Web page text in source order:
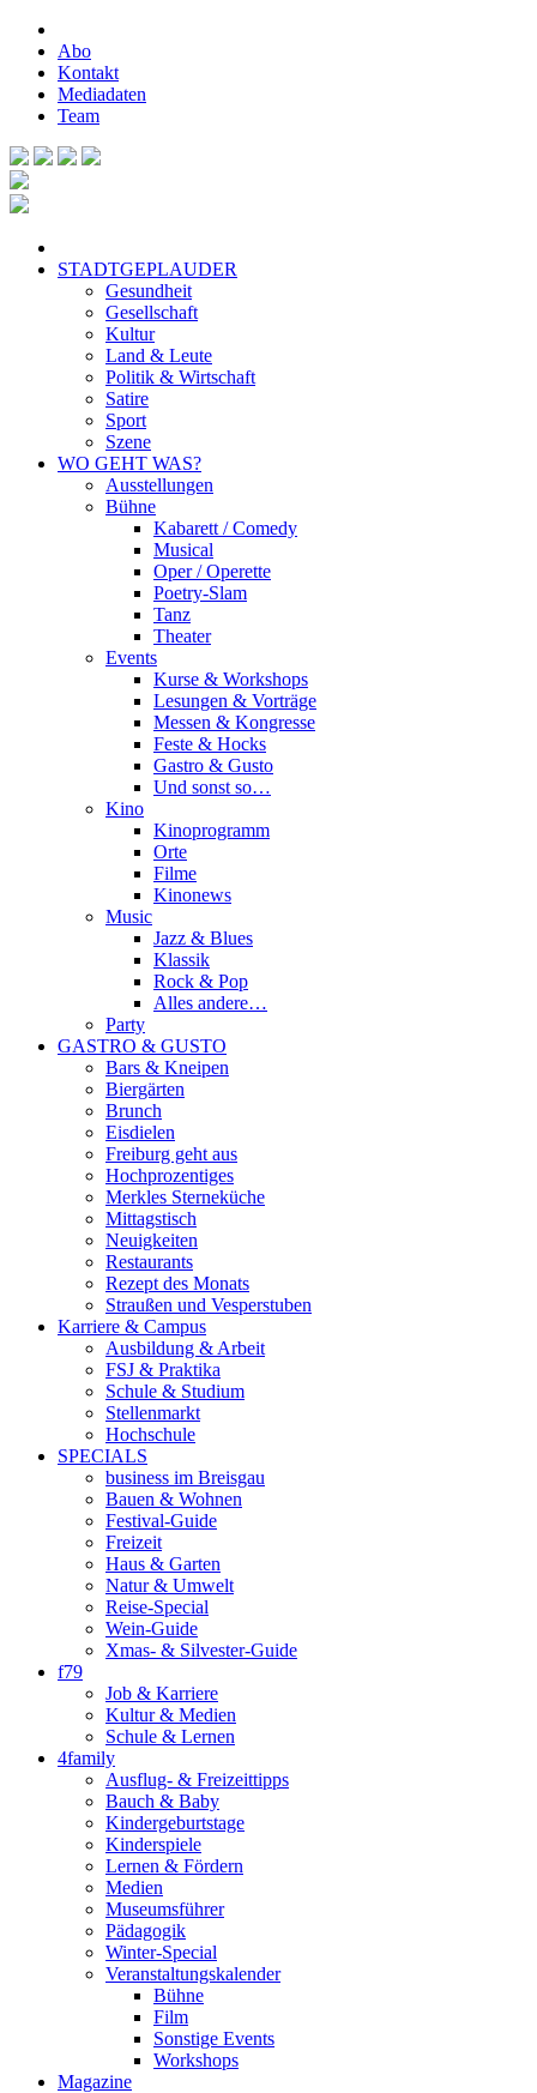
Abo
Kontakt
Mediadaten
Team
STADTGEPLAUDER
Gesundheit
Gesellschaft
Kultur
Land & Leute
Politik & Wirtschaft
Satire
Sport
Szene
WO GEHT WAS?
Ausstellungen
Bühne
Kabarett / Comedy
Musical
Oper / Operette
Poetry-Slam
Tanz
Theater
Events
Kurse & Workshops
Lesungen & Vorträge
Messen & Kongresse
Feste & Hocks
Gastro & Gusto
Und sonst so…
Kino
Kinoprogramm
Orte
Filme
Kinonews
Music
Jazz & Blues
Klassik
Rock & Pop
Alles andere…
Party
GASTRO & GUSTO
Bars & Kneipen
Biergärten
Brunch
Eisdielen
Freiburg geht aus
Hochprozentiges
Merkles Sterneküche
Mittagstisch
Neuigkeiten
Restaurants
Rezept des Monats
Straußen und Vesperstuben
Karriere & Campus
Ausbildung & Arbeit
FSJ & Praktika
Schule & Studium
Stellenmarkt
Hochschule
SPECIALS
business im Breisgau
Bauen & Wohnen
Festival-Guide
Freizeit
Haus & Garten
Natur & Umwelt
Reise-Special
Wein-Guide
Xmas- & Silvester-Guide
f79
Job & Karriere
Kultur & Medien
Schule & Lernen
4family
Ausflug- & Freizeittipps
Bauch & Baby
Kindergeburtstage
Kinderspiele
Lernen & Fördern
Medien
Museumsführer
Pädagogik
Winter-Special
Veranstaltungskalender
Bühne
Film
Sonstige Events
Workshops
Magazine